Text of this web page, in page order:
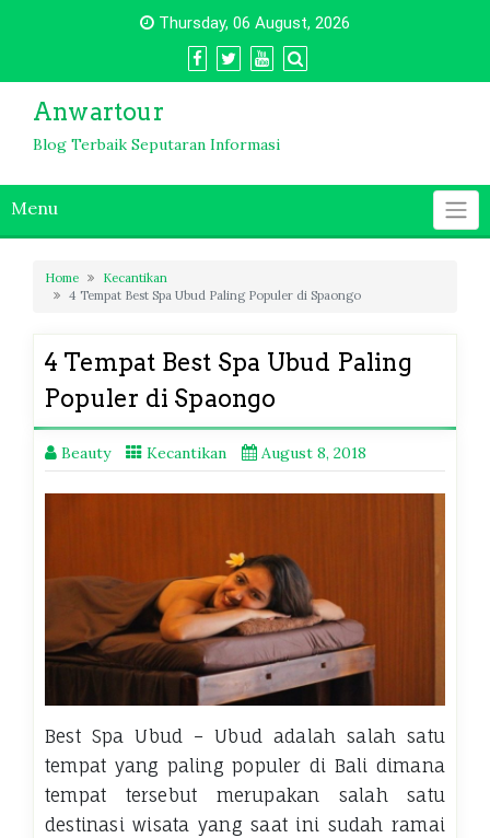
Thursday, 06 August, 2026
Anwartour
Blog Terbaik Seputaran Informasi
Menu
Home
Kecantikan
4 Tempat Best Spa Ubud Paling Populer di Spaongo
4 Tempat Best Spa Ubud Paling
Populer di Spaongo
Beauty Kecantikan August 8, 2018
Best Spa Ubud – Ubud adalah salah satu
tempat yang paling populer di Bali dimana
tempat tersebut merupakan salah satu
destinasi wisata yang saat ini sudah ramai